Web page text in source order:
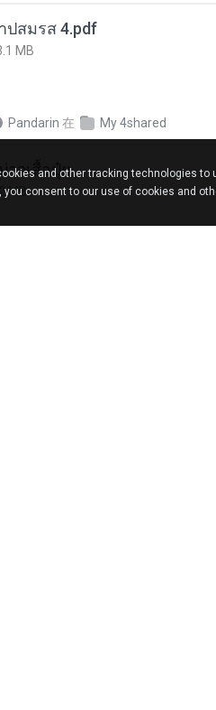
ปสมรส 4.pdf
MB
Pandarin 在 My 4shared
าวเสื้อปุ๋ย
MB
and other tracking technologies to
you consent to our use of cookies and